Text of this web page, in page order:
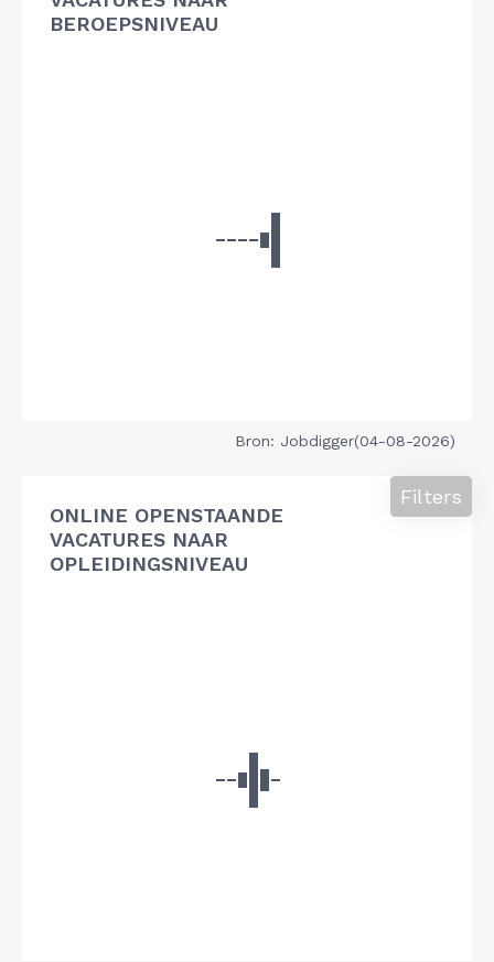
BEROEPSNIVEAU
Bron: Jobdigger(04-08-2026)
ONLINE OPENSTAANDE
VACATURES NAAR
OPLEIDINGSNIVEAU
Filters